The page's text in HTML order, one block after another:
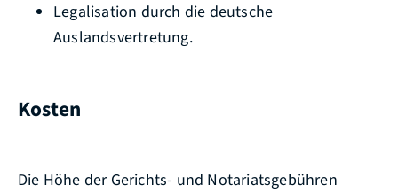
Legalisation durch die deutsche
Auslandsvertretung.
Kosten
Die Höhe der Gerichts- und Notariatsgebühren